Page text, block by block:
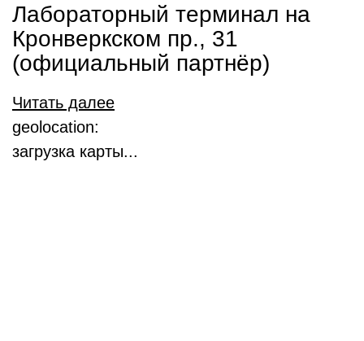
Лабораторный терминал на
Кронверкском пр., 31
(официальный партнёр)
Читать далее
geolocation:
загрузка карты...